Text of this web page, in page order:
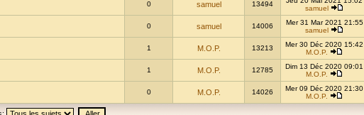
0 samuel 13494
samuel
0 samuel 14006
Mer 31 Mar 2021 21:55
samuel
1 M.O.P. 13213
Mer 30 Déc 2020 15:42
M.O.P.
1 M.O.P. 12785
Dim 13 Déc 2020 09:01
M.O.P.
0 M.O.P. 14026
Mer 09 Déc 2020 21:30
M.O.P.